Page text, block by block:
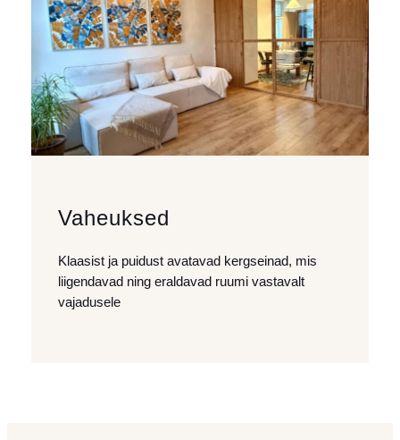
Vaheuksed
Klaasist ja puidust avatavad kergseinad, mis
liigendavad ning eraldavad ruumi vastavalt
vajadusele